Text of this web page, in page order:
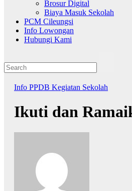
Brosur Digital
Biaya Masuk Sekolah
PCM Cileungsi
Info Lowongan
Hubungi Kami
Info PPDB Kegiatan Sekolah
Ikuti dan